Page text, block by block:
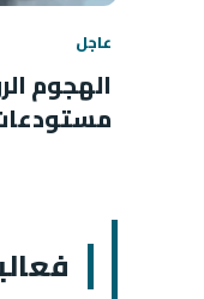
عاجل
الهجوم